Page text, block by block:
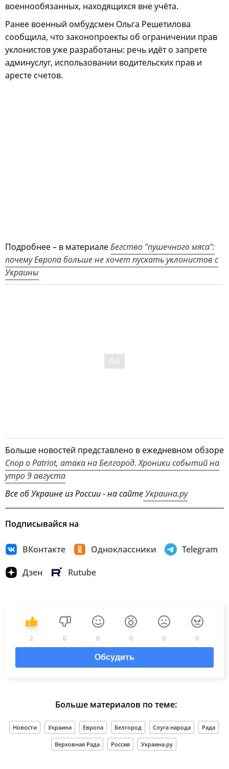
военнообязанных, находящихся вне учёта.
Ранее военный омбудсмен Ольга Решетилова
сообщила, что законопроекты об ограничении прав
уклонистов уже разработаны: речь идёт о запрете
админуслуг, использовании водительских прав и
аресте счетов.
Подробнее – в материалеБегство "пушечного мяса":
почему Европа больше не хочет пускать уклонистов с
Украины
Больше новостей представлено в ежедневном обзоре
Спор о Patriot, атака на Белгород. Хроники событий на
утро 9 августа
Все об Украине из России - на сайтеУкраина.ру
Подписывайся на
ВКонтакте Одноклассники Telegram
Дзен Rutube
2 0 0 0 0 0
Обсудить
Больше материалов по теме:
Новости Украина Европа Белгород Слуга народа Рада
Верховная Рада Россия Украина.ру